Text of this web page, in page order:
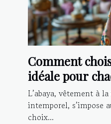
Comment
idéale pour
L’abaya, vêtement à
intemporel, s’impose
choix...